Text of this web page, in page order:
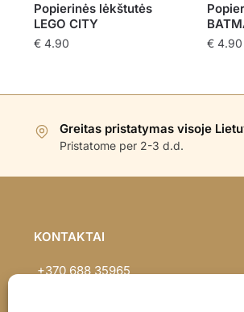
Popierinės lėkštutės
LEGO CITY
€4.90 €4.90
Greitas pristatymas visoje
Pristatome per 2-3 d.d.
KONTAKTAI
+370 688 35965